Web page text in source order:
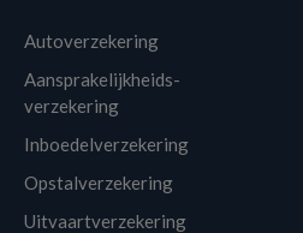
Autoverzekering
Aansprakelijkheids-
verzekering
Inboedelverzekering
Opstalverzekering
Uitvaartverzekering